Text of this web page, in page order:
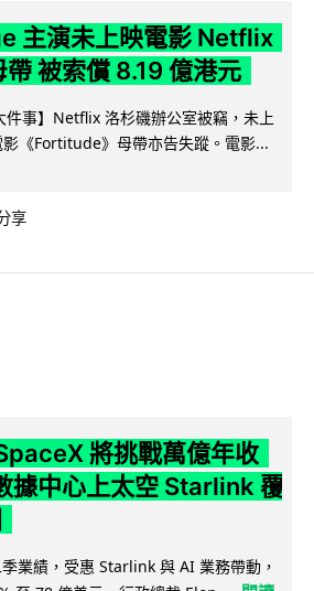
主演未上映電影 Netflix
被索償 8.19 億港元
件事】Netflix 洛杉磯辦公室被竊，未上
《Fortitude》母帶亦告失蹤。電影...
享
將挑戰萬億年收
據中心上太空 Starlink 覆
業績，受惠 Starlink 與 AI 業務帶動，